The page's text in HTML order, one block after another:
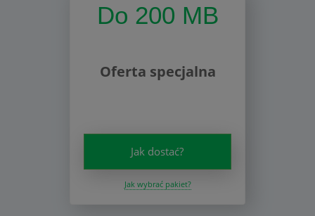
Do 200 MB
Oferta specjalna
Jak dostać?
Jak wybrać pakiet?